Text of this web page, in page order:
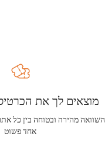
מוצאים לך את
השוואה מהירה ובטוחה בין כל
אחד פשוט